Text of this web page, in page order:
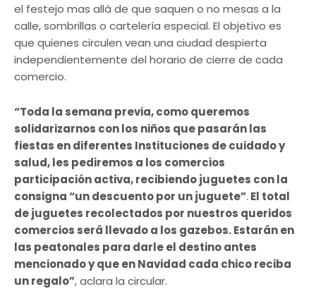
el festejo mas allá de que saquen o no mesas a la
calle, sombrillas o cartelería especial. El objetivo es
que quienes circulen vean una ciudad despierta
independientemente del horario de cierre de cada
comercio.
“Toda la semana previa, como queremos
solidarizarnos con los niños que pasarán las
fiestas en diferentes Instituciones de cuidado y
salud, les pediremos a los comercios
participación activa, recibiendo juguetes con la
consigna “un descuento por un juguete”. El total
de juguetes recolectados por nuestros queridos
comercios será llevado a los gazebos. Estarán en
las peatonales para darle el destino antes
mencionado y que en Navidad cada chico reciba
un regalo”, aclara la circular.